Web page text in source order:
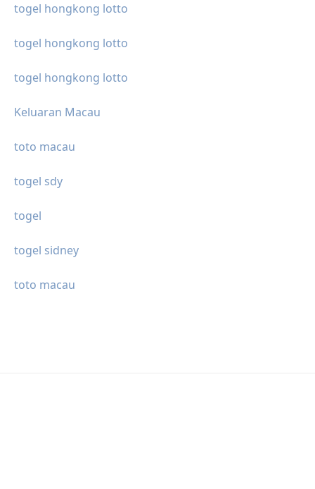
togel hongkong lotto
togel hongkong lotto
togel hongkong lotto
Keluaran Macau
toto macau
togel sdy
togel
togel sidney
toto macau